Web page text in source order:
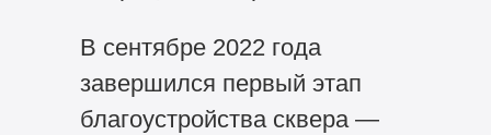
В сентябре 2022 года
завершился первый этап
благоустройства сквера —